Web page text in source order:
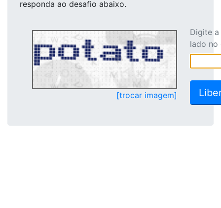
responda ao desafio abaixo.
[trocar imagem]
Digite
lado no